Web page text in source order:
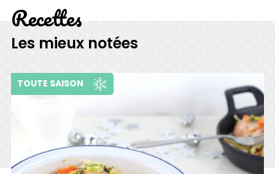
Recettes
Les mieux notées
TOUTE SAISON